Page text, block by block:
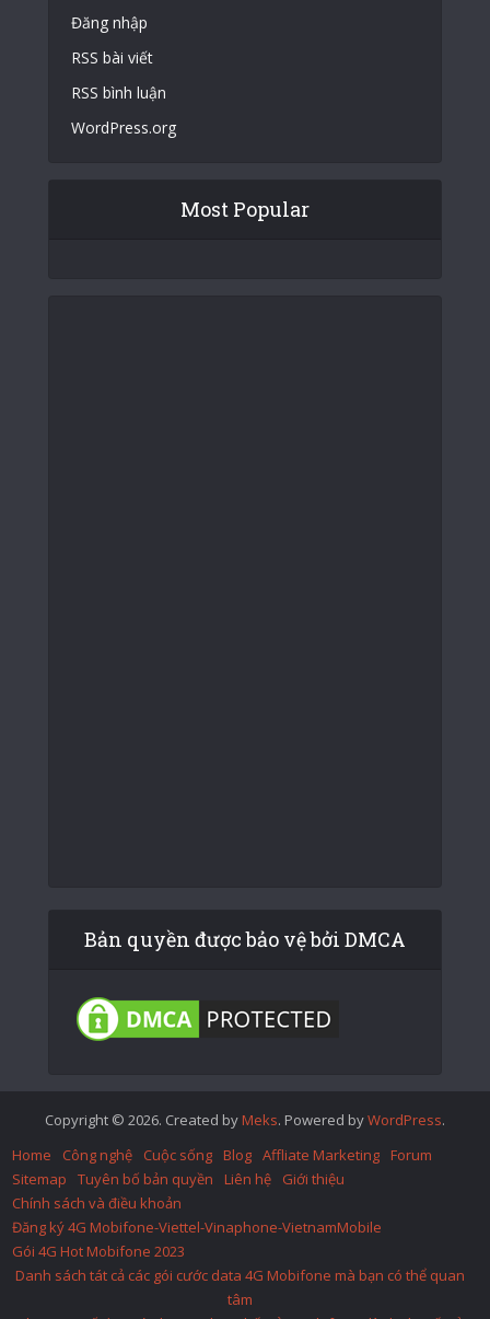
Đăng nhập
RSS bài viết
RSS bình luận
WordPress.org
Most Popular
Bản quyền được bảo vệ bởi DMCA
Copyright © 2026. Created by Meks. Powered byWordPress.
Home
Công nghệ Cuộc sống Blog Affliate Marketing
Forum
Sitemap
Tuyên bố bản quyền Liên hệ
Giới thiệu
Chính sách và điều khoản
Đăng ký 4G Mobifone-Viettel-Vinaphone-VietnamMobile
Gói 4G Hot Mobifone 2023
Danh sách tát cả các gói cước data 4G Mobifone mà bạn có thể quan
tâm